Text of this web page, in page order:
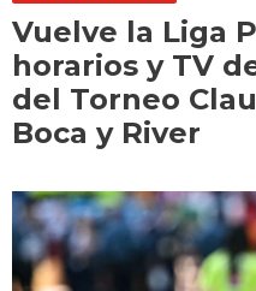
Vuelve la Liga
horarios y TV
del Torneo
Boca y River